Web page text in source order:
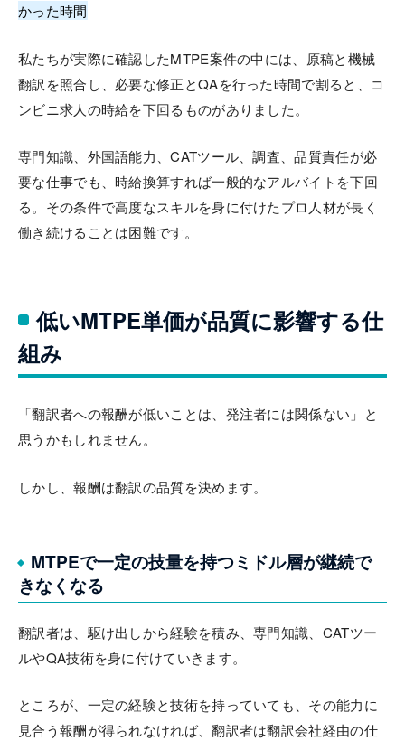
かった時間
私たちが実際に確認したMTPE案件の中には、原稿と機械
翻訳を照合し、必要な修正とQAを行った時間で割ると、コ
ンビニ求人の時給を下回るものがありました。
専門知識、外国語能力、CATツール、調査、品質責任が必
要な仕事でも、時給換算すれば一般的なアルバイトを下回
る。その条件で高度なスキルを身に付けたプロ人材が長く
働き続けることは困難です。
低いMTPE単価が品質に影響する仕
組み
「翻訳者への報酬が低いことは、発注者には関係ない」と
思うかもしれません。
しかし、報酬は翻訳の品質を決めます。
MTPEで一定の技量を持つミドル層が継続で
きなくなる
翻訳者は、駆け出しから経験を積み、専門知識、CATツー
ルやQA技術を身に付けていきます。
ところが、一定の経験と技術を持っていても、その能力に
見合う報酬が得られなければ、翻訳者は翻訳会社経由の仕